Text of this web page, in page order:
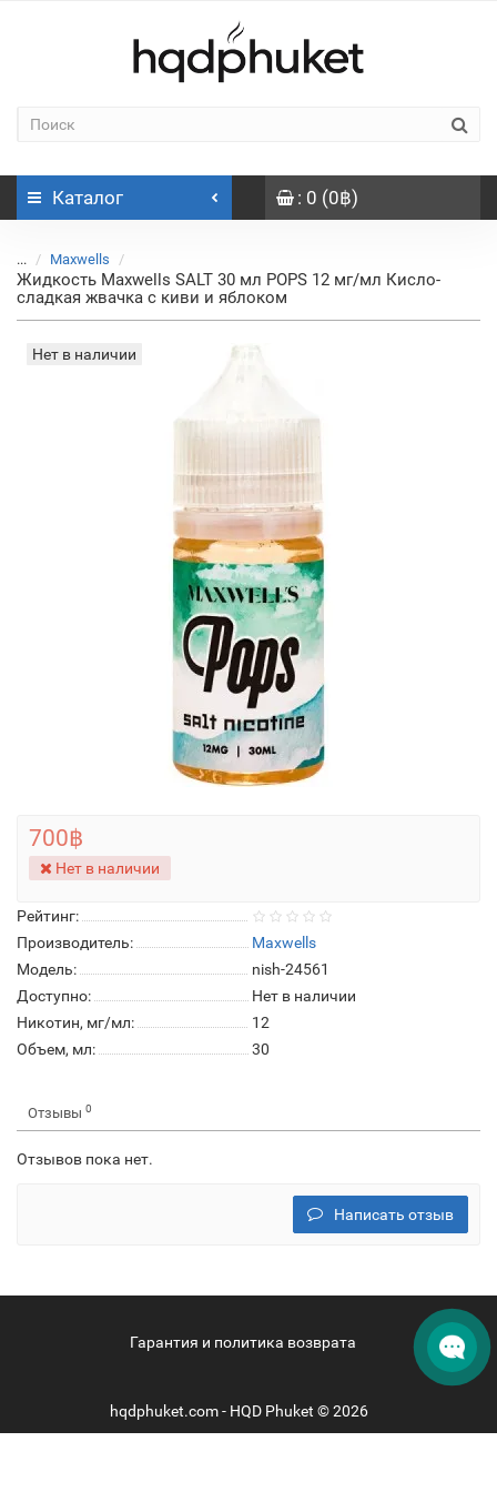
Каталог : 0 (0฿)
... Maxwells
Жидкость Maxwells SALT 30 мл POPS 12 мг/мл Кисло-
сладкая жвачка с киви и яблоком
Нет в наличии
Рейтинг:
Производитель:
Maxwells
Модель:
nish-24561
Доступно:
Нет в наличии
Никотин, мг/мл:
12
Объем, мл:
30
700฿
Нет в наличии
Отзывы 0
Отзывов пока нет.
Написать отзыв
Гарантия и политика возврата
hqdphuket.com - HQD Phuket © 2026